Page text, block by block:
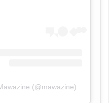
(@mawazine)